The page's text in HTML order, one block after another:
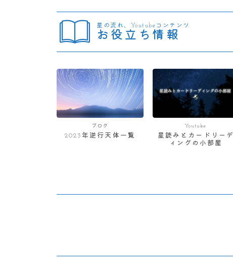
星の流れ、Youtubeコンテンツ
お役立ち情報
ブログ
2023年逆行天体一覧
Youtube
星読みとカードリーデ
ィングの小部屋